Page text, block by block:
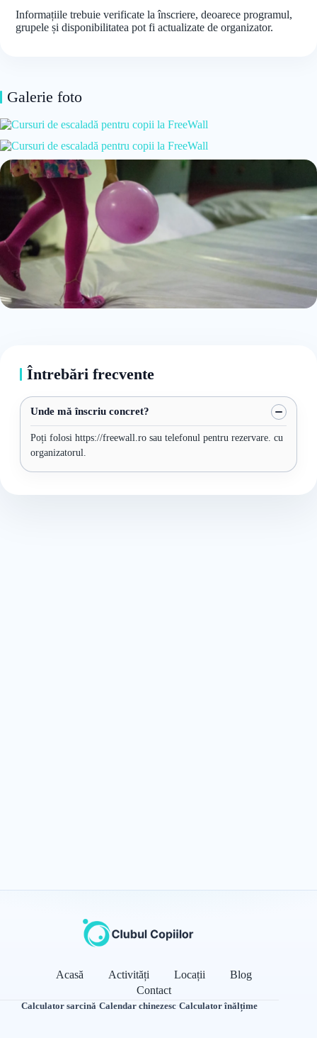
Informațiile trebuie verificate la înscriere, deoarece programul,
grupele și disponibilitatea pot fi actualizate de organizator.
Galerie foto
Întrebări frecvente
Unde mă înscriu concret?
Poți folosi https://freewall.ro sau telefonul pentru rezervare. cu
organizatorul.
Acasă Activități Locații
Blog
Contact
Calculator sarcină·Calendar chinezesc·Calculator înălțime